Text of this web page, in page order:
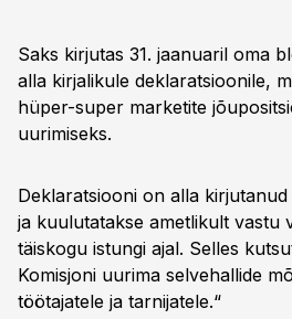
Saks kirjutas 31. jaanuaril oma
alla kirjalikule deklaratsioonile,
hüper-super marketite
uurimiseks.
Deklaratsiooni on alla
ja kuulutatakse ametlikult vastu
täiskogu istungi ajal. Selles
Komisjoni uurima selvehallide
töötajatele ja tarnijatele.“